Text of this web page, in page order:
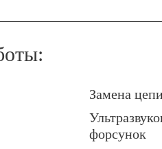
Замена
форсунок